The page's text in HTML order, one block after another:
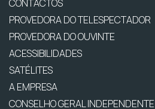
CONTACTOS
PROVEDORA DO TELESPECTADOR
PROVEDORA DO OUVINTE
ACESSIBILIDADES
SATÉLITES
A EMPRESA
CONSELHO GERAL INDEPENDENTE